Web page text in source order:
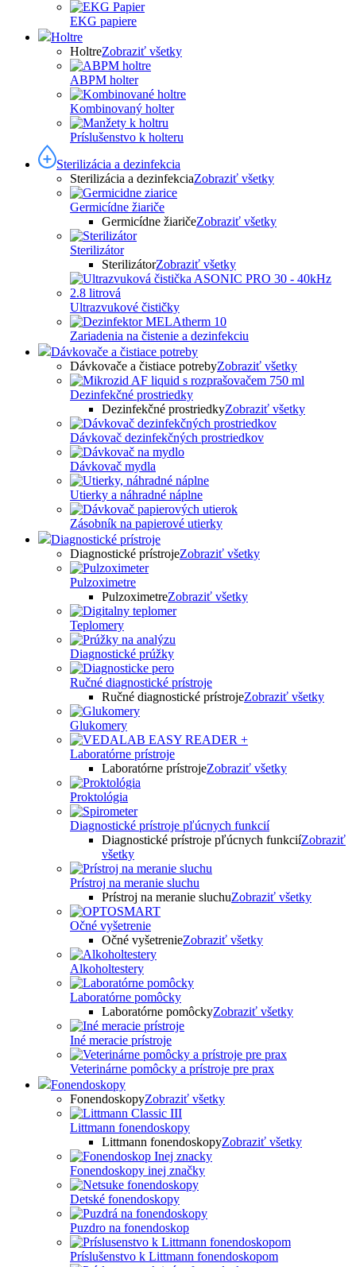
EKG papiere
Holtre
HoltreZobraziť všetky
ABPM holter
Kombinovaný holter
Príslušenstvo k holteru
Sterilizácia a dezinfekcia
Sterilizácia a dezinfekciaZobraziť všetky
Germicídne žiariče
Germicídne žiaričeZobraziť všetky
Sterilizátor
SterilizátorZobraziť všetky
Ultrazvukové čističky
Zariadenia na čistenie a dezinfekciu
Dávkovače a čistiace potreby
Dávkovače a čistiace potrebyZobraziť všetky
Dezinfekčné prostriedky
Dezinfekčné prostriedkyZobraziť všetky
Dávkovač dezinfekčných prostriedkov
Dávkovač mydla
Utierky a náhradné náplne
Zásobník na papierové utierky
Diagnostické prístroje
Diagnostické prístrojeZobraziť všetky
Pulzoximetre
PulzoximetreZobraziť všetky
Teplomery
Diagnostické prúžky
Ručné diagnostické prístroje
Ručné diagnostické prístrojeZobraziť všetky
Glukomery
Laboratórne prístroje
Laboratórne prístrojeZobraziť všetky
Proktológia
Diagnostické prístroje pľúcnych funkcií
Diagnostické prístroje pľúcnych funkciíZobraziť
všetky
Prístroj na meranie sluchu
Prístroj na meranie sluchuZobraziť všetky
Očné vyšetrenie
Očné vyšetrenieZobraziť všetky
Alkoholtestery
Laboratórne pomôcky
Laboratórne pomôckyZobraziť všetky
Iné meracie prístroje
Veterinárne pomôcky a prístroje pre prax
Fonendoskopy
FonendoskopyZobraziť všetky
Littmann fonendoskopy
Littmann fonendoskopyZobraziť všetky
Fonendoskopy inej značky
Detské fonendoskopy
Puzdro na fonendoskop
Príslušenstvo k Littmann fonendoskopom